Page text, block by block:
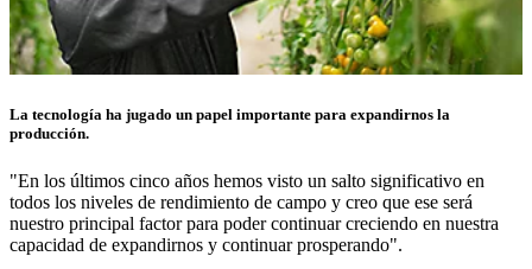
La tecnología ha jugado un papel importante para expandirnos la
producción.
"En los últimos cinco años hemos visto un salto significativo en
todos los niveles de rendimiento de campo y creo que ese será
nuestro principal factor para poder continuar creciendo en nuestra
capacidad de expandirnos y continuar prosperando".